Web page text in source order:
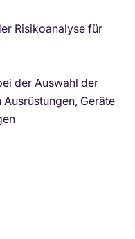
Risikoanalyse für
der Auswahl der
Geräte